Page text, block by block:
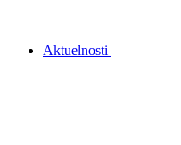
Aktuelnosti